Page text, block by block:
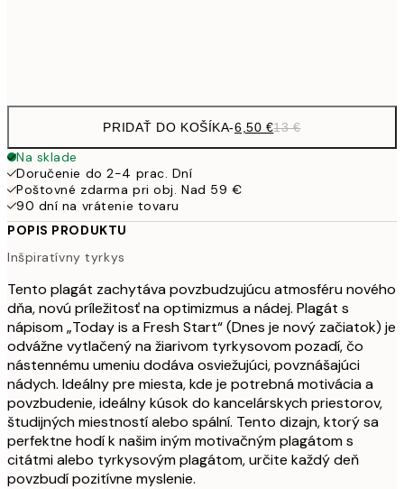
PRIDAŤ DO KOŠÍKA-6,50 €13 €
Na sklade
Doručenie do 2-4 prac. Dní
Poštovné zdarma pri obj. Nad 59 €
90 dní na vrátenie tovaru
POPIS PRODUKTU
Inšpiratívny tyrkys
Tento plagát zachytáva povzbudzujúcu atmosféru nového
dňa, novú príležitosť na optimizmus a nádej. Plagát s
nápisom „Today is a Fresh Start“ (Dnes je nový začiatok) je
odvážne vytlačený na žiarivom tyrkysovom pozadí, čo
nástennému umeniu dodáva osviežujúci, povznášajúci
nádych. Ideálny pre miesta, kde je potrebná motivácia a
povzbudenie, ideálny kúsok do kancelárskych priestorov,
študijných miestností alebo spální. Tento dizajn, ktorý sa
perfektne hodí k našim iným motivačným plagátom s
citátmi alebo tyrkysovým plagátom, určite každý deň
povzbudí pozitívne myslenie.